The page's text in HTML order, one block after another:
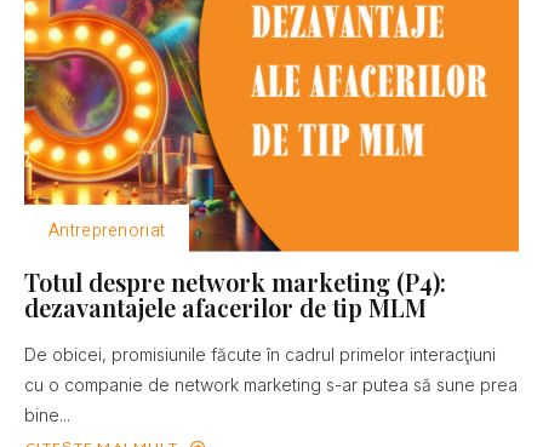
Antreprenoriat
Totul despre network marketing (P4):
dezavantajele afacerilor de tip MLM
De obicei, promisiunile făcute în cadrul primelor interacţiuni
cu o companie de network marketing s-ar putea să sune prea
bine...